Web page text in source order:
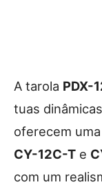
A tarola PDX-
tuas
oferecem
CY-12C-T e
com um